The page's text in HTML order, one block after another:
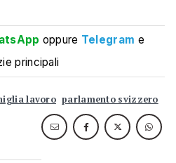
oppure Telegram e
principali
lavoro parlamento svizzero